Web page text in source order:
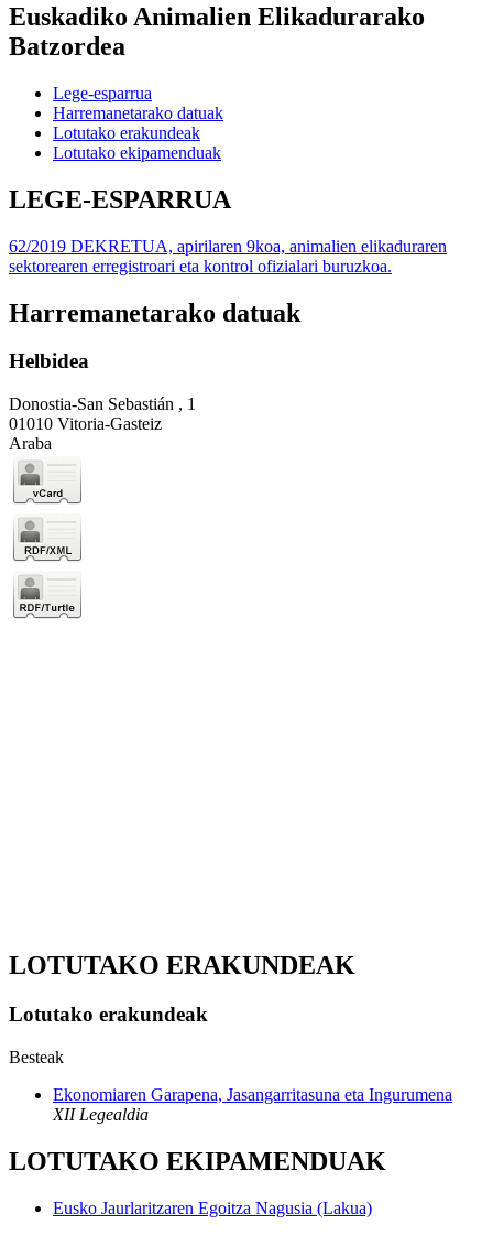
Euskadiko Animalien Elikadurarako
Batzordea
Lege-esparrua
Harremanetarako datuak
Lotutako erakundeak
Lotutako ekipamenduak
LEGE-ESPARRUA
62/2019 DEKRETUA, apirilaren 9koa, animalien elikaduraren
sektorearen erregistroari eta kontrol ofizialari buruzkoa.
Harremanetarako datuak
Helbidea
Donostia-San Sebastián , 1
01010 Vitoria-Gasteiz
Araba
LOTUTAKO ERAKUNDEAK
Lotutako erakundeak
Besteak
Ekonomiaren Garapena, Jasangarritasuna eta Ingurumena
XII Legealdia
LOTUTAKO EKIPAMENDUAK
Eusko Jaurlaritzaren Egoitza Nagusia (Lakua)